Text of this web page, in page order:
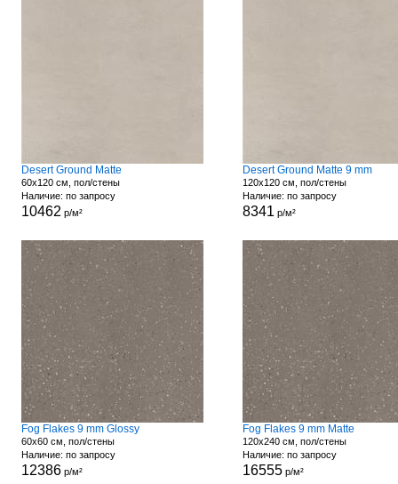
Desert Ground Matte
60x120 см, пол/стены
Наличие: по запросу
10462 р/м²
Desert Ground Matte 9 mm
120x120 см, пол/стены
Наличие: по запросу
8341 р/м²
Fog Flakes 9 mm Glossy
60x60 см, пол/стены
Наличие: по запросу
12386р/м²
Fog Flakes 9 mm Matte
120x240 см, пол/стены
Наличие: по запросу
16555р/м²